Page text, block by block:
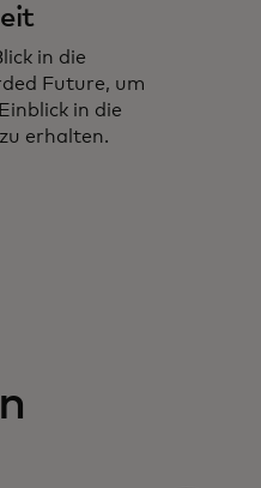
in die
Future, um
in die
erhalten.